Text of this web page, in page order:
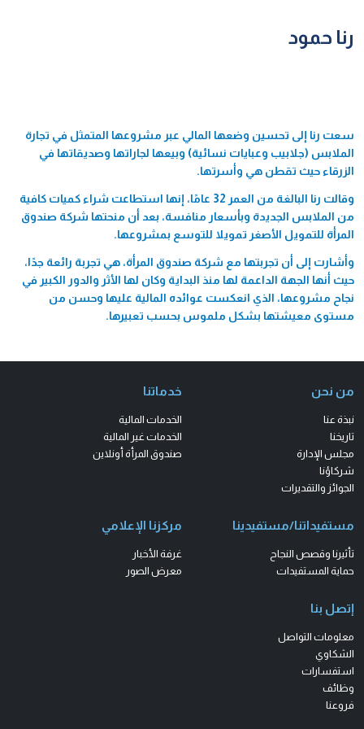
رنا حمود
سعت رنا إلى تحسين وضعها المالي عبر مشروعها المتمثل في تجارة
الملابس (جلابيب وعبايات نسائية) وبيعها لجاراتها وصديقاتها في
الزرقاء حيث تقطن هي وأسرتها.
وقالت رنا البالغة من العمر 32 عامًا، إنها استطاعت شراء كميات كافية
من الملابس الجديدة وبأسعار منافسة، بعد أن منحتها شركة صندوق
المرأة للتمويل الأصغر تمويلا للتوسع بمشروعها.
وأشارت إلى أن تجربتها مع شركة صندوق المرأة، هي تجربة رائعة جدًا،
حيث أنها الجهة الداعمة لها منذ البداية وكان لها الأثر والدور الكبير في
نجاح مشروعها، الذي انعكست عوائده المالية عليها وحسن من
مستوى معيشتها بشكل ملموس بحسب تعبيرها.
من نحن
نبذة عنا
تاريخنا
مجلس الإدارة
شركاؤنا
الجوائز والتقديرات
خدماتنا
الخدمات المالية
الخدمات غير المالية
صندوق المرأة أونلاين
مستفيداتنا/مستفيدينا
تأثيرنا وقصص النجاح
حماية المستفيدات
مركزنا الإعلامي
غرفة الأخبار
معرض الصور
إتصل بنا
معلومات التواصل
الشكاوي
استفسارات
وظائف
فروعنا